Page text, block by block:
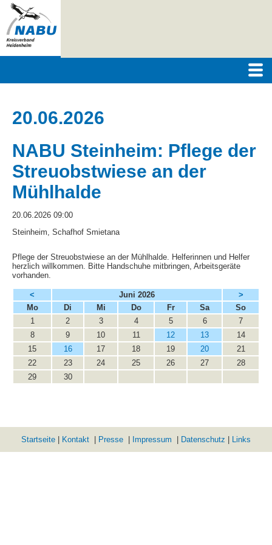
20.06.2026
NABU Steinheim: Pflege der
Streuobstwiese an der
Mühlhalde
20.06.2026 09:00
Steinheim, Schafhof Smietana
Pflege der Streuobstwiese an der Mühlhalde. Helferinnen und Helfer
herzlich willkommen. Bitte Handschuhe mitbringen, Arbeitsgeräte
vorhanden.
< Juni 2026
>
Montag Di Mittwoch Donnerstag
Freitag Samstag Sonntag
1
2 3 4 5 6
7
8
9 10 11 12 13
14
15
16 17 18 19 20
21
22
23 24 25 26 27
28
29
30
Startseite Kontakt Presse Impressum Datenschutz Links